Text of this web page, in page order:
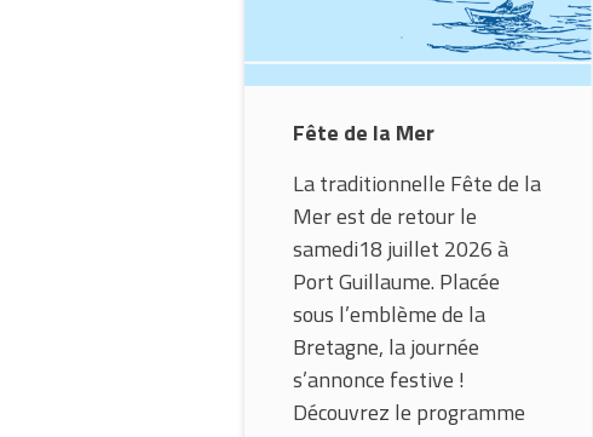
Fête de la Mer
La traditionnelle Fête de la
Mer est de retour le
samedi18 juillet 2026 à
Port Guillaume. Placée
sous l’emblème de la
Bretagne, la journée
s’annonce festive !
Découvrez le programme